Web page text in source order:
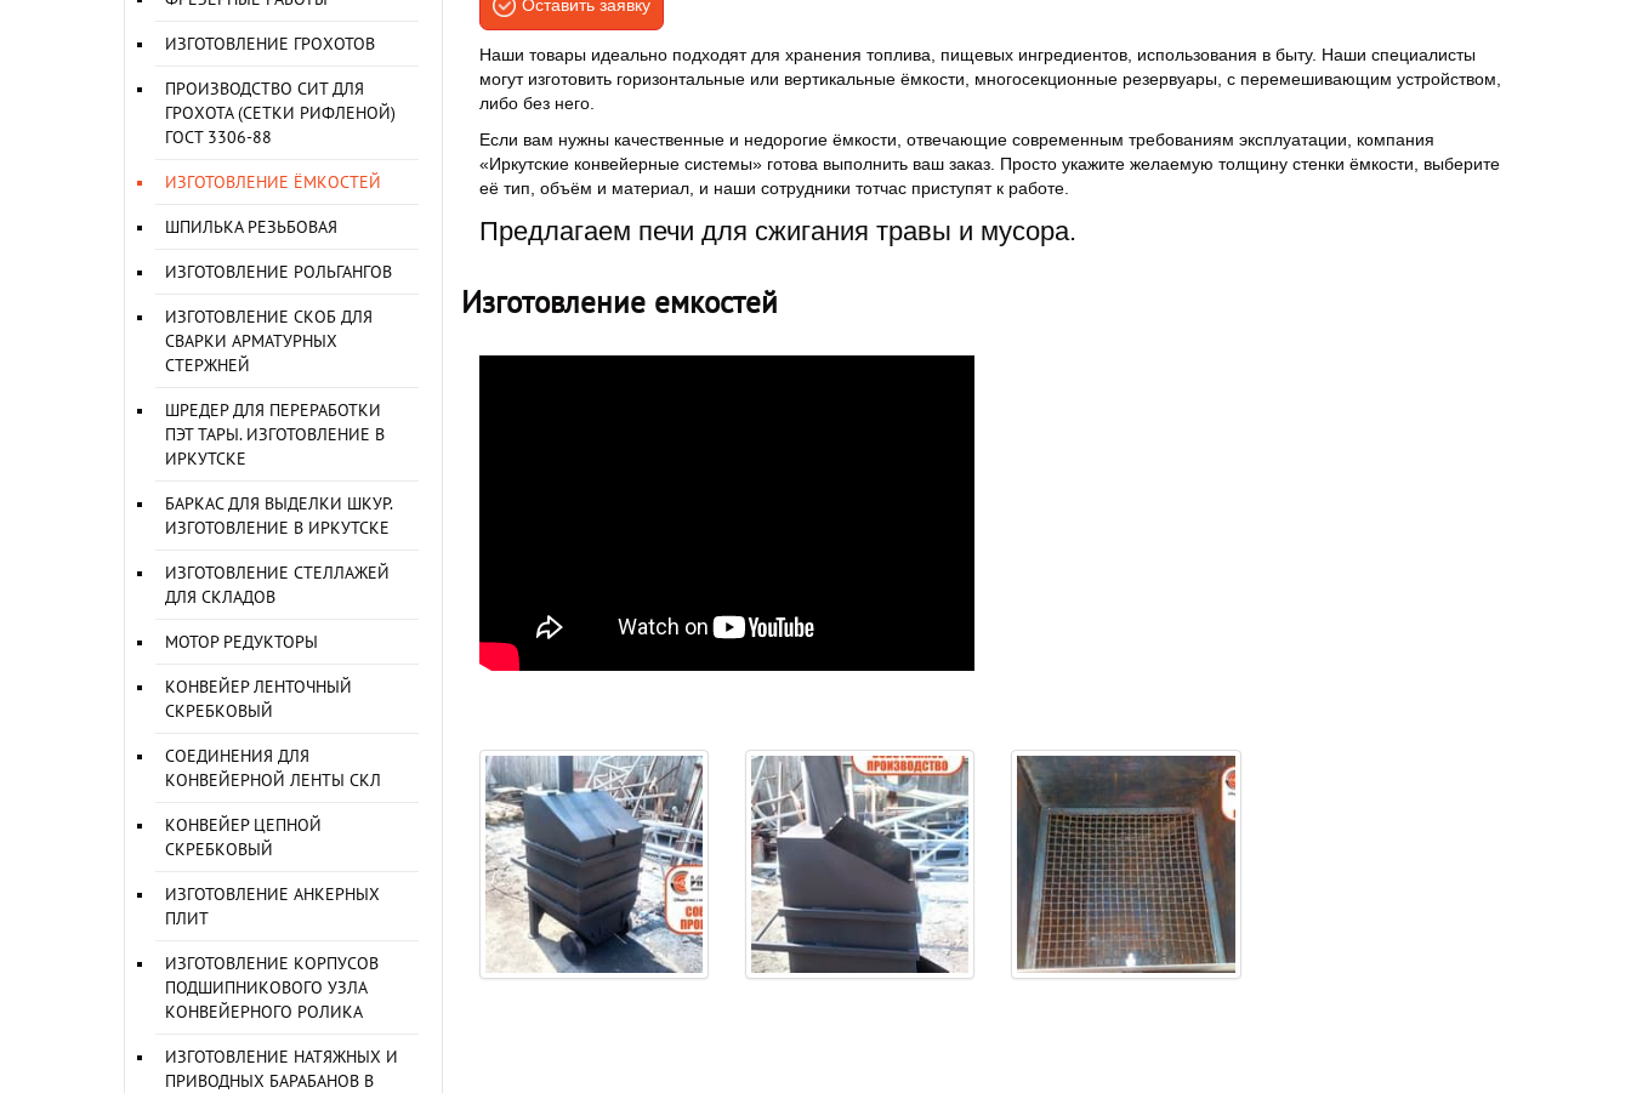
ИЗГОТОВЛЕНИЕ ГРОХОТОВ
ПРОИЗВОДСТВО СИТ ДЛЯ
ГРОХОТА (СЕТКИ РИФЛЕНОЙ)
ГОСТ 3306-88
ИЗГОТОВЛЕНИЕ ЁМКОСТЕЙ
ШПИЛЬКА РЕЗЬБОВАЯ
ИЗГОТОВЛЕНИЕ РОЛЬГАНГОВ
ИЗГОТОВЛЕНИЕ СКОБ ДЛЯ
СВАРКИ АРМАТУРНЫХ
СТЕРЖНЕЙ
ШРЕДЕР ДЛЯ ПЕРЕРАБОТКИ
ПЭТ ТАРЫ. ИЗГОТОВЛЕНИЕ В
ИРКУТСКЕ
БАРКАС ДЛЯ ВЫДЕЛКИ ШКУР.
ИЗГОТОВЛЕНИЕ В ИРКУТСКЕ
ИЗГОТОВЛЕНИЕ СТЕЛЛАЖЕЙ
ДЛЯ СКЛАДОВ
МОТОР РЕДУКТОРЫ
КОНВЕЙЕР ЛЕНТОЧНЫЙ
СКРЕБКОВЫЙ
СОЕДИНЕНИЯ ДЛЯ
КОНВЕЙЕРНОЙ ЛЕНТЫ СКЛ
КОНВЕЙЕР ЦЕПНОЙ
СКРЕБКОВЫЙ
ИЗГОТОВЛЕНИЕ АНКЕРНЫХ
ПЛИТ
ИЗГОТОВЛЕНИЕ КОРПУСОВ
ПОДШИПНИКОВОГО УЗЛА
КОНВЕЙЕРНОГО РОЛИКА
ИЗГОТОВЛЕНИЕ НАТЯЖНЫХ И
ПРИВОДНЫХ БАРАБАНОВ В
Оставить заявку
Наши товары идеально подходят для хранения топлива, пищевых ингредиентов, использования в быту. Наши специалисты
могут изготовить горизонтальные или вертикальные ёмкости, многосекционные резервуары, с перемешивающим устройством,
либо без него.
Если вам нужны качественные и недорогие ёмкости, отвечающие современным требованиям эксплуатации, компания
«Иркутские конвейерные системы» готова выполнить ваш заказ. Просто укажите желаемую толщину стенки ёмкости, выберите
её тип, объём и материал, и наши сотрудники тотчас приступят к работе.
Предлагаем печи для сжигания травы и мусора.
Изготовление емкостей